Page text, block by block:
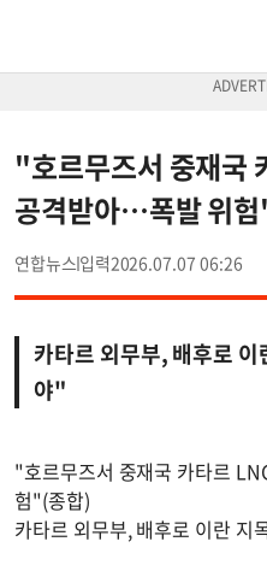
"호르무즈서 중재국
공격받아…폭발 위
연합뉴스 2026.07.07 06:26
카타르 외무부, 배후로
야"
"호르무즈서 중재국 카타르
험"(종합)
카타르 외무부, 배후로 이란 지